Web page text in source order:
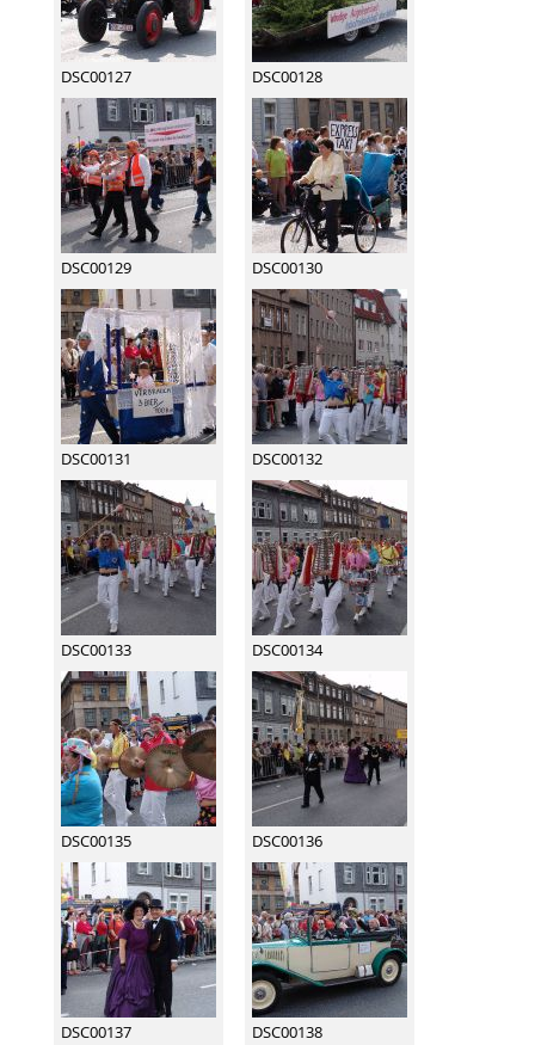
DSC00127 DSC00128
DSC00129 DSC00130
DSC00131 DSC00132
DSC00133 DSC00134
DSC00135 DSC00136
DSC00137 DSC00138